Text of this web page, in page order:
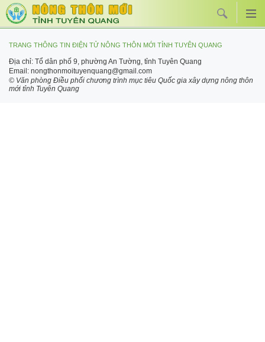
TRANG THÔNG TIN ĐIỆN TỬ NÔNG THÔN MỚI TỈNH TUYÊN QUANG
Địa chỉ: Tổ dân phố 9, phường An Tường, tỉnh Tuyên Quang
Email: nongthonmoituyenquang@gmail.com
© Văn phòng Điều phối chương trình mục tiêu Quốc gia xây dựng nông thôn
mới tỉnh Tuyên Quang